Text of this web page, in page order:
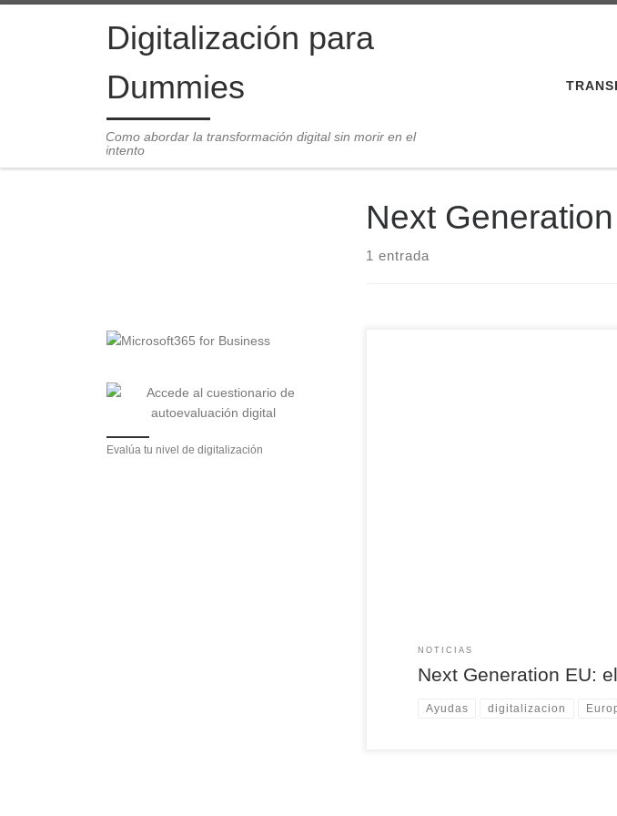
Saltar al contenidoDigitalización para
Dummies
Como abordar la transformación digital sin morir en el
intento
Next
1 entrada
NOTICIAS
Next Generation EU:
Ayudas digitalizacion
Evalúa tu nivel de digitalización